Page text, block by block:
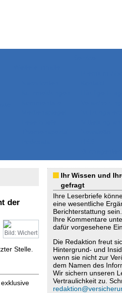
der
Bild: Wichert
Stelle.
Ihr Wissen und
gefragt
Ihre Leserbriefe
eine wesentliche
Berichterstattung
Ihre Kommentare
dafür vorgesehene
Die Redaktion freut
Hintergrund- und
wenn sie nicht zur
dem Namen des
Wir sichern unseren
Vertraulichkeit zu.